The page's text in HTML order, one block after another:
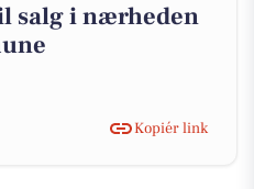
salg i nærheden
Kopiér link